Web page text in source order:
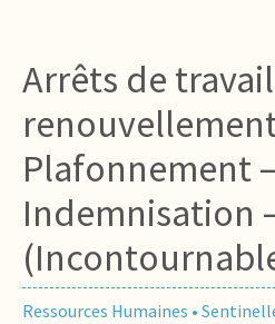
Arrêts de
Plafonnement –
Indemnisation
Ressources Humaines •